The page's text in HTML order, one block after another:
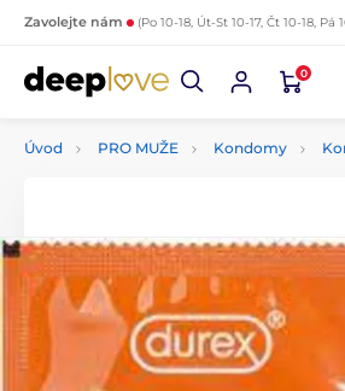
Zavolejte nám (Po 10-18, Út-St 10-17, Čt 10-18, Pá
0
Úvod PRO MUŽE Kondomy